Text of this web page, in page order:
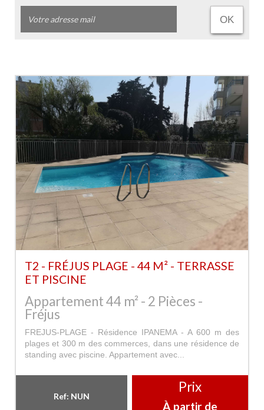
OK
T2 - FRÉJUS PLAGE - 44 M² - TERRASSE
ET PISCINE
Appartement 44 m² - 2 Pièces -
Fréjus
FREJUS-PLAGE - Résidence IPANEMA - A 600 m des
plages et 300 m des commerces, dans une résidence de
standing avec piscine. Appartement avec...
Ref: NUN
Prix
À partir de